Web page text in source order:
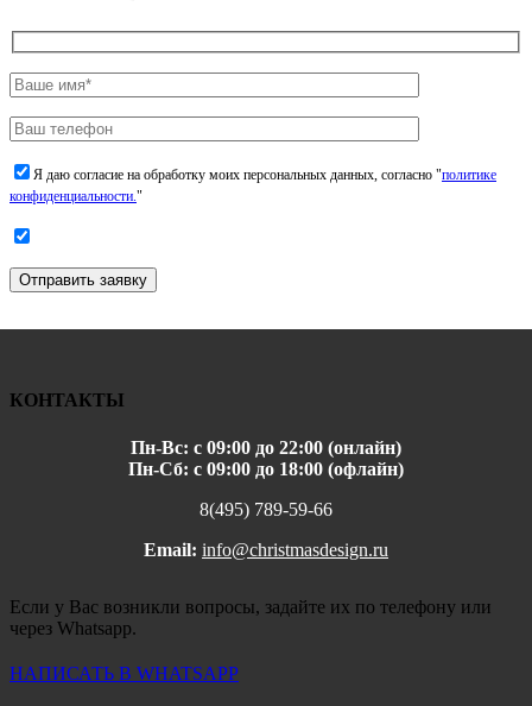
Я даю согласие на обработку моих персональных данных, согласно "политике
конфиденциальности."
Отправить заявку
КОНТАКТЫ
Пн-Вс: с 09:00 до 22:00 (онлайн)
Пн-Сб: с 09:00 до 18:00 (офлайн)
8(495) 789-59-66
Email: info@christmasdesign.ru
Если у Вас возникли вопросы, задайте их по телефону или
через Whatsapp.
НАПИСАТЬ В WHATSAPP